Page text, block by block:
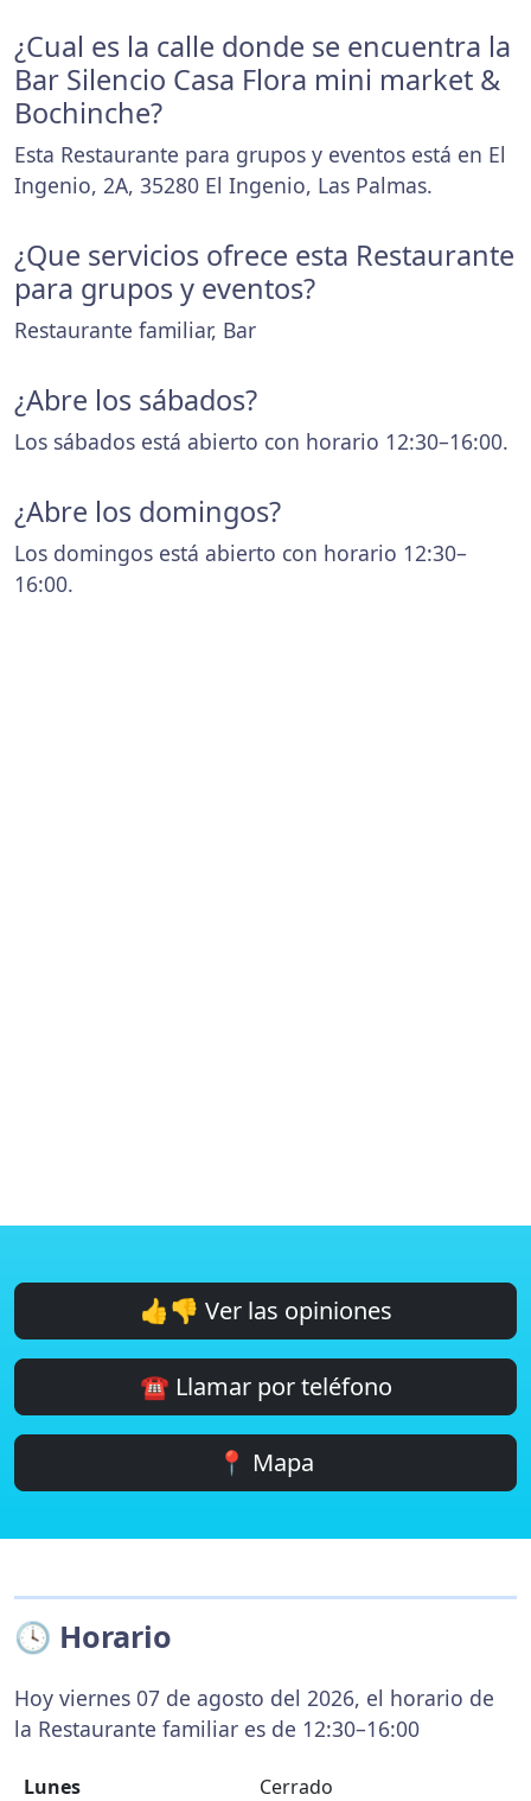
¿Cual es la calle donde se encuentra la
Bar Silencio Casa Flora mini market &
Bochinche?
Esta Restaurante para grupos y eventos está en El
Ingenio, 2A, 35280 El Ingenio, Las Palmas.
¿Que servicios ofrece esta Restaurante
para grupos y eventos?
Restaurante familiar, Bar
¿Abre los sábados?
Los sábados está abierto con horario 12:30–16:00.
¿Abre los domingos?
Los domingos está abierto con horario 12:30–
16:00.
👍👎 Ver las opiniones
☎️ Llamar por teléfono
📍 Mapa
🕓 Horario
Hoy viernes 07 de agosto del 2026, el horario de
la Restaurante familiar es de 12:30–16:00
Lunes
Cerrado